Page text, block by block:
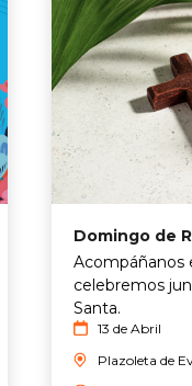
Domingo de
Acompáñanos
celebremos
Santa.
13 de Abril
Plazoleta de